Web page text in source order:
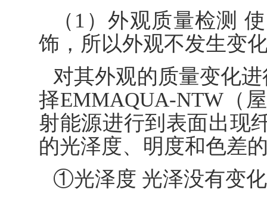
（1）外观质量检测
饰，所以外观不发生变
对其外观的质量变化
择EMMAQUA-NTW（
射能源进行到表面出现
的光泽度、明度和色差
①光泽度 光泽没有变